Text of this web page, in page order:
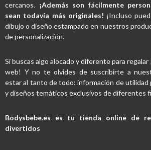
cercanos. ¡Además son fácilmente
sean todavía más originales! ¡Incluso
dibujo o diseño estampado en nuestros
de personalización.
Si buscas algo alocado y diferente para
web! Y no te olvides de suscribirte a
estar al tanto de todo: información de utilidad
y diseños temáticos exclusivos de diferentes
Bodysbebe.es es tu tienda online de
divertidos